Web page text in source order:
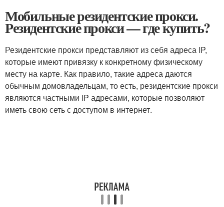
Мобильные резидентские прокси.
Резидентские прокси — где купить?
Резидентские прокси представляют из себя адреса IP,
которые имеют привязку к конкретному физическому
месту на карте. Как правило, такие адреса даются
обычным домовладельцам, то есть, резидентские прокси
являются частными IP адресами, которые позволяют
иметь свою сеть с доступом в интернет.